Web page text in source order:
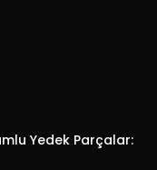
Yedek Parçalar: